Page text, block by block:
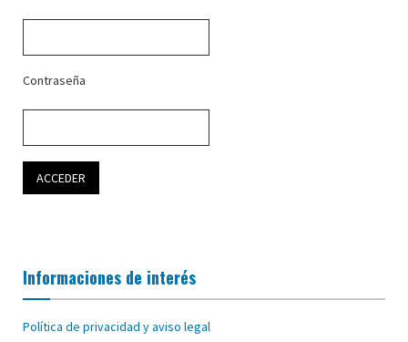
Contraseña
Informaciones de interés
Política de privacidad y aviso legal